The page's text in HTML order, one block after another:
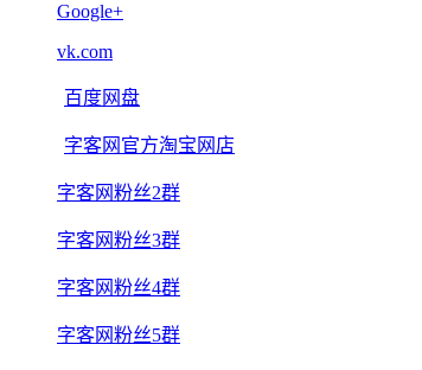
Google+
vk.com
百度网盘
字客网官方淘宝网店
字客网粉丝2群
字客网粉丝3群
字客网粉丝4群
字客网粉丝5群